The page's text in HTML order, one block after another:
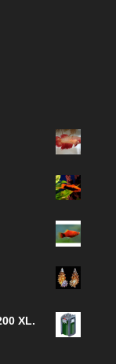
XL.